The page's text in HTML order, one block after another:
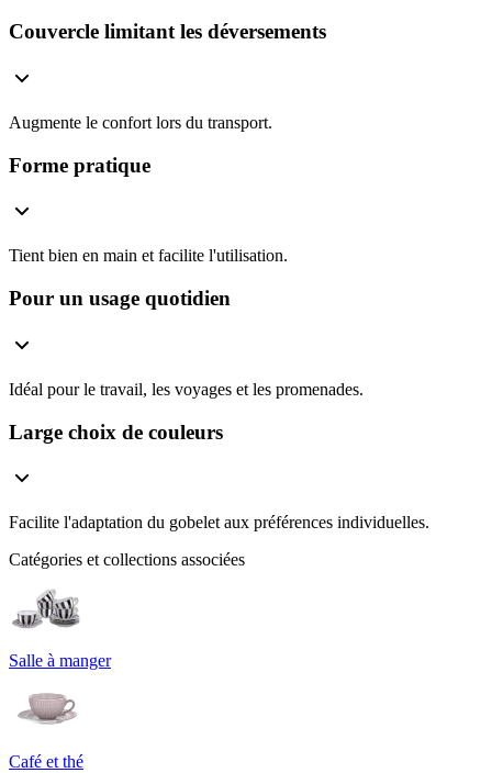
Couvercle limitant les déversements
Augmente le confort lors du transport.
Forme pratique
Tient bien en main et facilite l'utilisation.
Pour un usage quotidien
Idéal pour le travail, les voyages et les promenades.
Large choix de couleurs
Facilite l'adaptation du gobelet aux préférences individuelles.
Catégories et collections associées
Salle à manger
Café et thé